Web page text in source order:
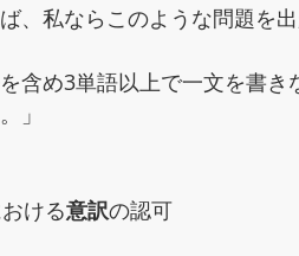
、私ならこのような問題を出
を含め3単語以上で一文を書
」
ける意訳の認可